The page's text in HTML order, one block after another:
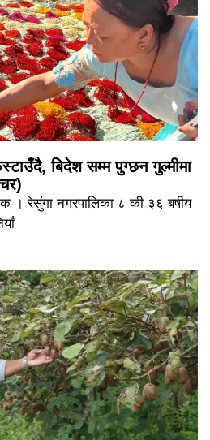
बिदेश सम्म पुग्छन गुल्मीमा
। रेसुंगा नगरपालिका ८ की ३६ बर्षीय